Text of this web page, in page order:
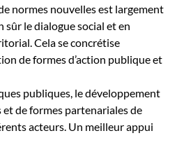
normes nouvelles est largement
sûr le dialogue social et en
Cela se concrétise
de formes d’action publique et
publiques, le développement
de formes partenariales de
acteurs. Un meilleur appui